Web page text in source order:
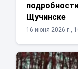
Щучинске
16 июня 2026 г.,